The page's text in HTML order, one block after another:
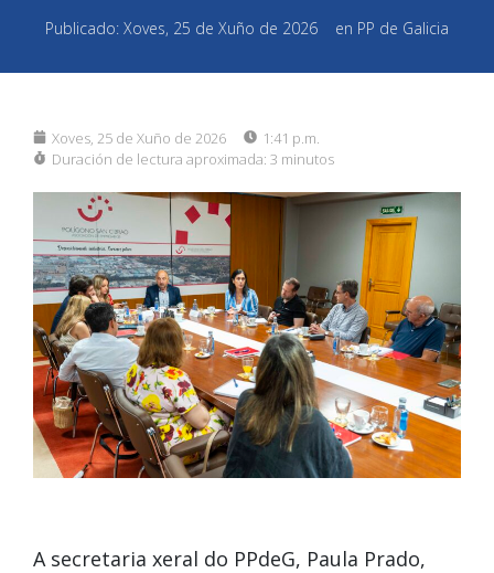
Publicado: Xoves, 25 de Xuño de 2026 en PP de Galicia
Xoves, 25 de Xuño de 2026
1:41 p.m.
Duración de lectura aproximada: 3 minutos
A secretaria xeral do PPdeG, Paula Prado,